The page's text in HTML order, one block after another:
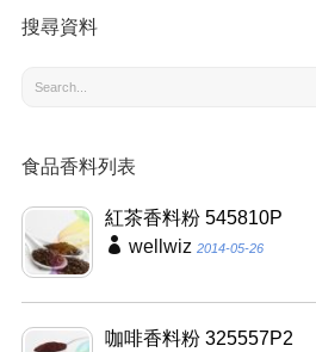
搜尋資料
食品香料列表
紅茶香料粉 545810P
wellwiz 2014-05-26
咖啡香料粉 325557P2